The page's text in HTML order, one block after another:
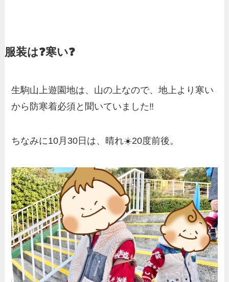
服装は❓寒い❓
生駒山上遊園地は、山の上なので、地上より寒い
から防寒着必須と聞いていました‼️
ちなみに10月30日は、晴れ☀️20度前後。